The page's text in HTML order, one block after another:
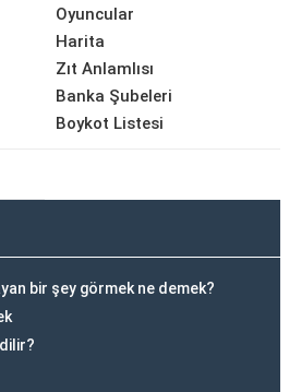
Oyuncular
Harita
Zıt Anlamlısı
Banka Şubeleri
Boykot Listesi
bir şey görmek ne demek?